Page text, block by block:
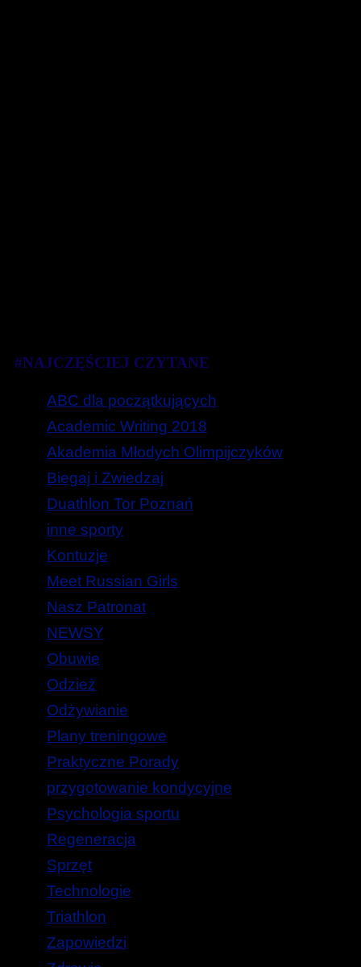
#NAJCZĘŚCIEJ CZYTANE
ABC dla początkujących
Academic Writing 2018
Akademia Młodych Olimpijczyków
Biegaj i Zwiedzaj
Duathlon Tor Poznań
inne sporty
Kontuzje
Meet Russian Girls
Nasz Patronat
NEWSY
Obuwie
Odzież
Odżywianie
Plany treningowe
Praktyczne Porady
przygotowanie kondycyjne
Psychologia sportu
Regeneracja
Sprzęt
Technologie
Triathlon
Zapowiedzi